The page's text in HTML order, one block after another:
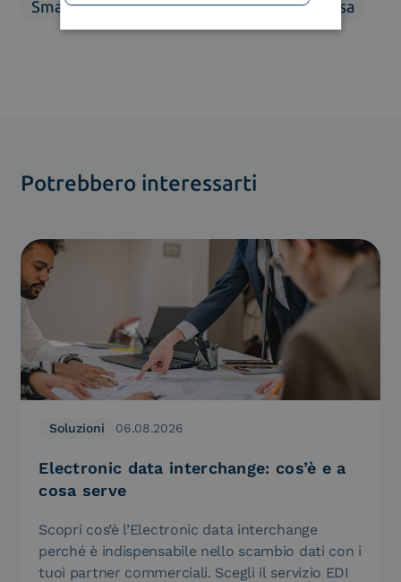
Smart Business
Soluzioni We Are Intesa
Potrebbero interessarti
Soluzioni 06.08.2026
Electronic data interchange: cos’è e a
cosa serve
Scopri cos’è l’Electronic data interchange
perché è indispensabile nello scambio dati con i
tuoi partner commerciali. Scegli il servizio EDI